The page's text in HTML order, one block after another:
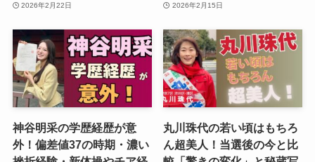
2026年2月22日 2026年2月15日
神谷明采の学歴経歴が意
外！偏差値37の時期・濃い
丸川珠代の若い頃はもちろ
ん超美人！当選後の今と比